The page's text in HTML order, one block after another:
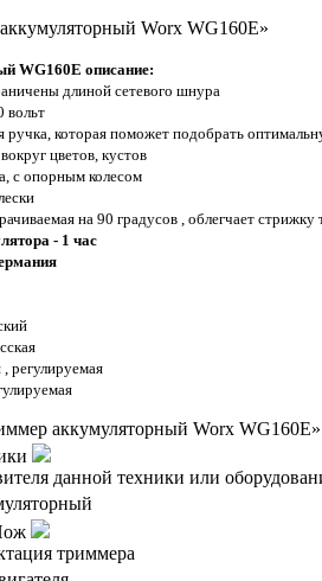
Worx WG160E»
WG160E описание:
длиной сетевого шнура
вольт
ручка, которая поможет подобрать
цветов, кустов
с опорным колесом
на 90 градусов , облегчает
- 1 час
регулируемая
аккумуляторный Worx WG160E»
данной техники или
триммера